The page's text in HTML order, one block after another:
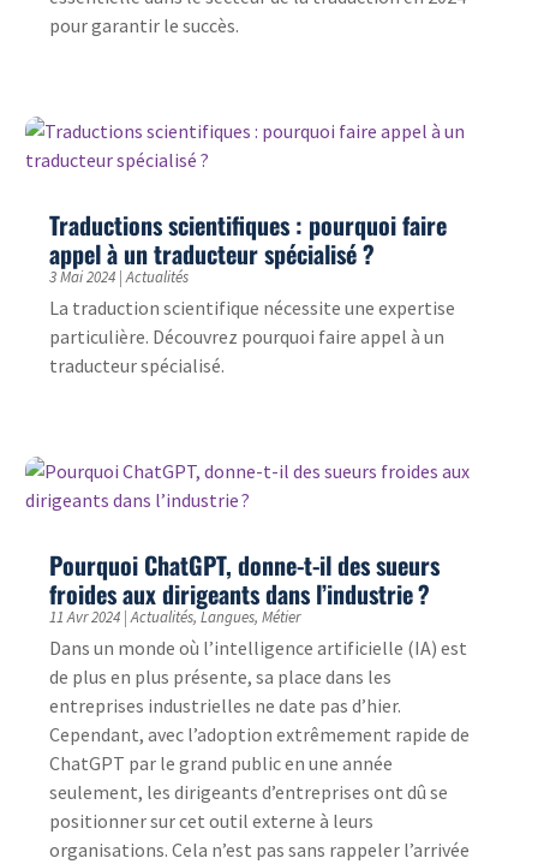
pour garantir le succès.
Traductions scientifiques : pourquoi faire
appel à un traducteur spécialisé ?
3 Mai 2024 |Actualités
La traduction scientifique nécessite une expertise
particulière. Découvrez pourquoi faire appel à un
traducteur spécialisé.
Pourquoi ChatGPT, donne-t-il des sueurs
froides aux dirigeants dans l’industrie ?
11 Avr 2024 |Actualités,Langues,Métier
Dans un monde où l’intelligence artificielle (IA) est
de plus en plus présente, sa place dans les
entreprises industrielles ne date pas d’hier.
Cependant, avec l’adoption extrêmement rapide de
ChatGPT par le grand public en une année
seulement, les dirigeants d’entreprises ont dû se
positionner sur cet outil externe à leurs
organisations. Cela n’est pas sans rappeler l’arrivée